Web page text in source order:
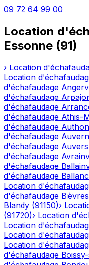
09 72 64 99 00
Location
Essonne (91)
› Location
Location
d'échafaudage
d'échafaudage
d'échafaudage
d'échafaudage Athis-
d'échafaudage
d'échafaudage
d'échafaudage
d'échafaudage
d'échafaudage
d'échafaudage
Location
d'échafaudage Bièvres
Blandy (91150)›
(91720)› Location
Location
Location
Location
d'échafaudage